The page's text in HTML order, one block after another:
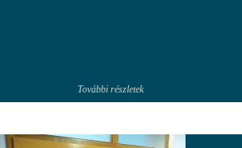
További részletek